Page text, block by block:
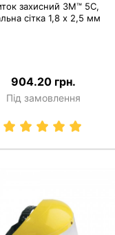
захисний 3M™ 5С,
сітка 1,8 х 2,5 мм
904.20 грн.
Під замовлення